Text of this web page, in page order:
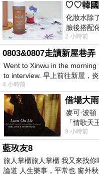
不需要理由
不需要條件
「可以證明嗎？」
哈！連證明都不需要
因為神是愛
頭頂著神
為神負責
就是為自己負責
負責什麼
神不會說
但自己會經驗
化妝水除
臉後搭配
我的保養
2 小時前
0803&0807走讀新屋巷弄
Went to Xinwu in the
to interview. 早上前往新屋，
4 小時前
借場大雨
麥可·波
「情歌
瘤「祈禱
9 小時前
藍玫友8
旅人掌櫃旅人掌櫃 我又來找
論道 人生樂事，平常也 窗外